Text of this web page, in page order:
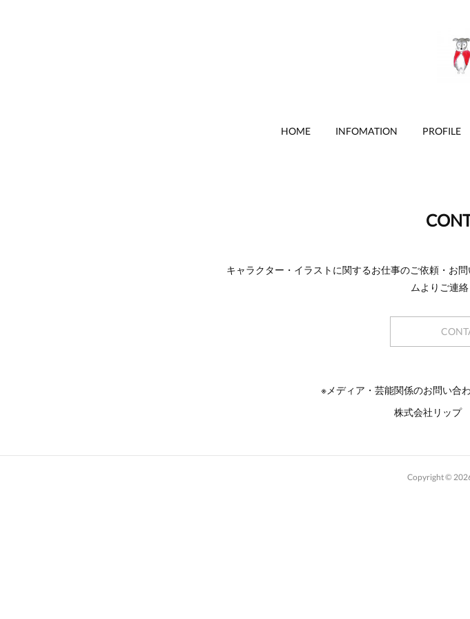
HOME INFOMATION PROFILE
キャラクター・イラストに関するお仕事のご依頼・お
ムよりご連絡
※メディア・芸能関係のお問い合
株式会社リップ
Copyright ©